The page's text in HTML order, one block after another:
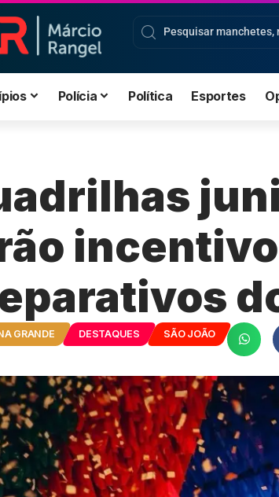
Polícia Política Esportes
GRANDE DESTAQUES SÃO JOÃO